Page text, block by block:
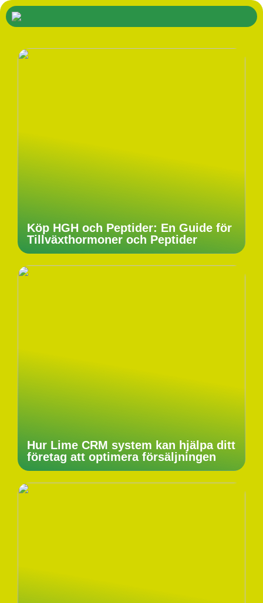
Köp HGH och Peptider: En Guide för
Tillväxthormoner och Peptider
Hur Lime CRM system kan hjälpa ditt
företag att optimera försäljningen